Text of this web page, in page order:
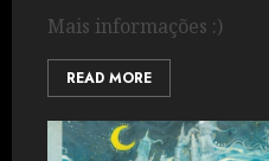
Mais informações :)
READ MORE